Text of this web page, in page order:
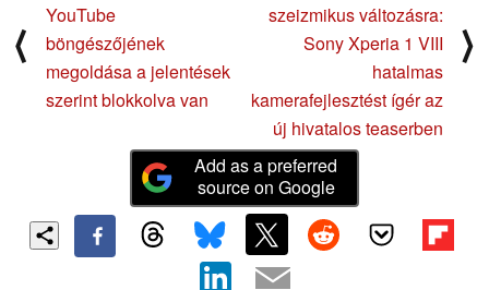
⟨
YouTube
böngészőjének
megoldása a jelentések
szerint blokkolva van
szeizmikus változásra:
Sony Xperia 1 VIII
hatalmas
kamerafejlesztést ígér az
új hivatalos teaserben
⟩
Add as a preferred
source on Google